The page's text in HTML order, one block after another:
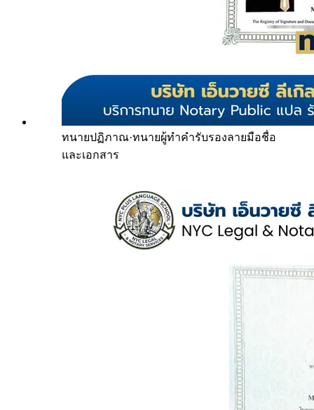
ทนายปฏิภาณ·ทนายผู้ทำคำรับรองลายมือชื่อ
และเอกสาร